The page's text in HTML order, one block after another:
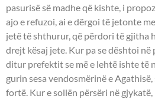
pasurisë së madhe që kishte, i
ajo e refuzoi, ai e dërgoi të jetonte
jetë të shthurur, që përdori të gjitha
drejt kësaj jete. Kur pa se dështoi në
ditur prefektit se më e lehtë ishte të
gurin sesa vendosmërinë e
fortë. Kur e sollën përsëri në